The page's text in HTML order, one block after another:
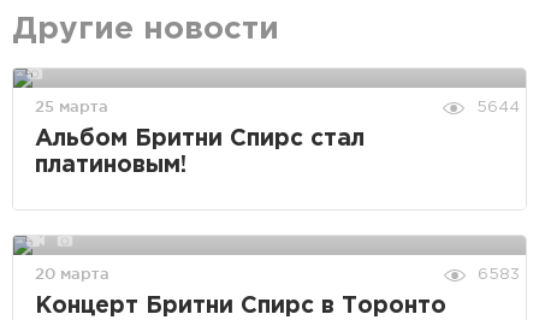
Другие новости
25 марта 5644
Альбом Бритни Спирс стал
платиновым!
20 марта 6583
Концерт Бритни Спирс в Торонто